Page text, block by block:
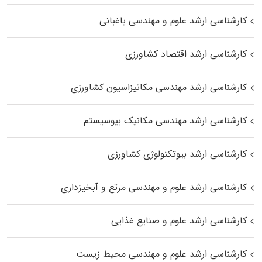
کارشناسی ارشد علوم و مهندسی باغبانی
کارشناسی ارشد اقتصاد کشاورزی
کارشناسی ارشد مهندسی مکانیزاسیون کشاورزی
کارشناسی ارشد مهندسی مکانیک بیوسیستم
کارشناسی ارشد بیوتکنولوژی کشاورزی
کارشناسی ارشد علوم و مهندسی مرتع و آبخیزداری
کارشناسی ارشد علوم و صنایع غذایی
کارشناسی ارشد علوم و مهندسی محیط زیست